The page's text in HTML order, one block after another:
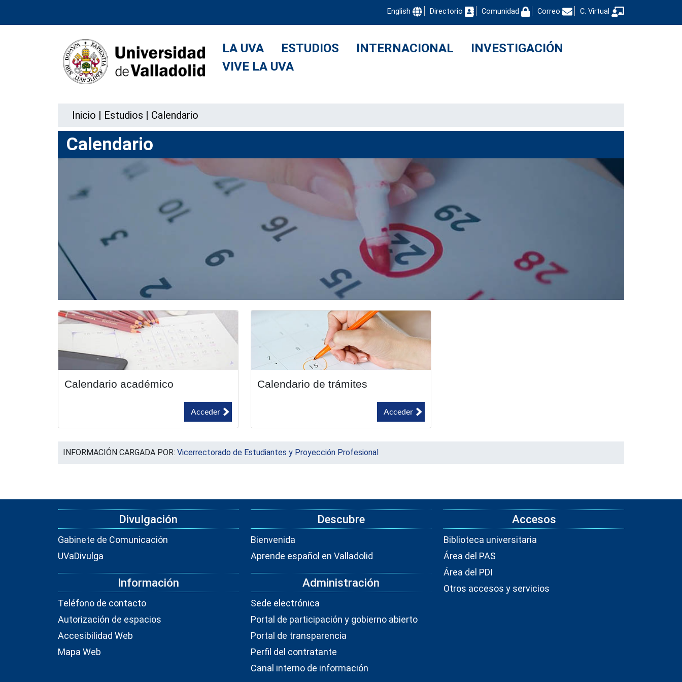
English Directorio Comunidad Correo C. Virtual
LA UVA ESTUDIOS INTERNACIONAL
INVESTIGACIÓN
VIVE LA UVA
Inicio | Estudios | Calendario
Calendario
Calendario académico
Acceder
Calendario de trámites
Acceder
INFORMACIÓN CARGADA POR: Vicerrectorado de Estudiantes y Proyección Profesional
Divulgación
Gabinete de Comunicación
UVaDivulga
Información
Teléfono de contacto
Autorización de espacios
Accesibilidad Web
Mapa Web
Descubre
Bienvenida
Aprende español en Valladolid
Administración
Sede electrónica
Portal de participación y gobierno abierto
Portal de transparencia
Perfil del contratante
Canal interno de información
Accesos
Biblioteca universitaria
Área del PAS
Área del PDI
Otros accesos y servicios